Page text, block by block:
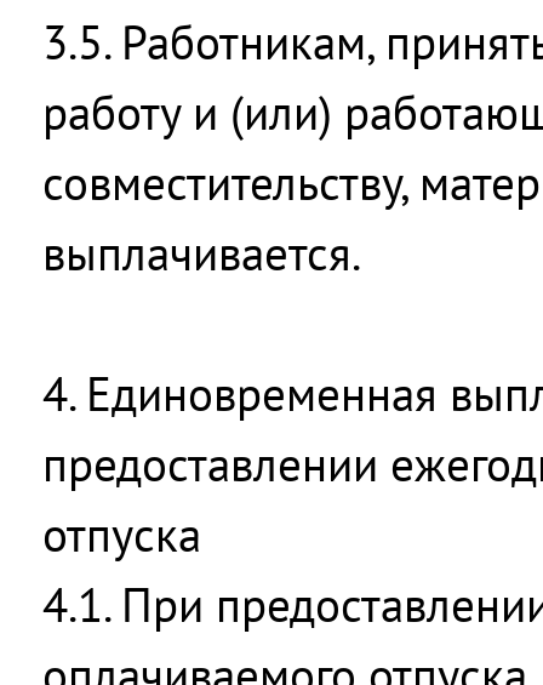
3.5. Работникам,
работу и (или)
совместительству,
выплачивается.
4. Единовременная
предоставлении
отпуска
4.1. При